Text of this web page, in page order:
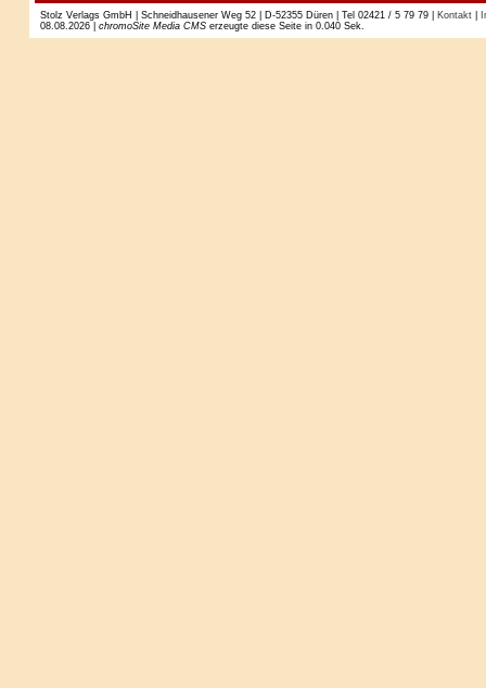
Stolz Verlags GmbH | Schneidhausener Weg 52 | D-52355 Düren | Tel 02421 / 5 79 79 | Kontakt|
08.08.2026 | chromoSite Media CMSerzeugte diese Seite in 0.040 Sek.